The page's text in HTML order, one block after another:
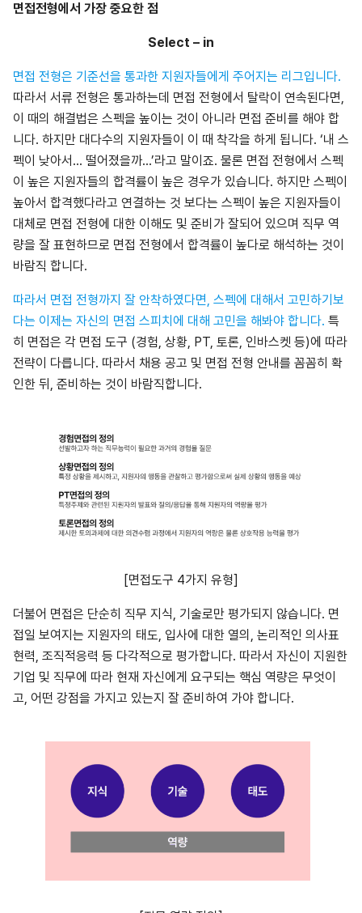
면접전형에서 가장 중요한 점
Select – in
면접 전형은 기준선을 통과한 지원자들에게 주어지는 리그입니다.
따라서 서류 전형은 통과하는데 면접 전형에서 탈락이 연속된다면,
이 때의 해결법은 스펙을 높이는 것이 아니라 면접 준비를 해야 합
니다. 하지만 대다수의 지원자들이 이 때 착각을 하게 됩니다. ‘내 스
펙이 낮아서… 떨어졌을까…’라고 말이죠. 물론 면접 전형에서 스펙
이 높은 지원자들의 합격률이 높은 경우가 있습니다. 하지만 스펙이
높아서 합격했다라고 연결하는 것 보다는 스펙이 높은 지원자들이
대체로 면접 전형에 대한 이해도 및 준비가 잘되어 있으며 직무 역
량을 잘 표현하므로 면접 전형에서 합격률이 높다로 해석하는 것이
바람직 합니다.
따라서 면접 전형까지 잘 안착하였다면, 스펙에 대해서 고민하기보
다는 이제는 자신의 면접 스피치에 대해 고민을 해봐야 합니다. 특
히 면접은 각 면접 도구 (경험, 상황, PT, 토론, 인바스켓 등)에 따라
전략이 다릅니다. 따라서 채용 공고 및 면접 전형 안내를 꼼꼼히 확
인한 뒤, 준비하는 것이 바람직합니다.
[면접도구 4가지 유형]
더불어 면접은 단순히 직무 지식, 기술로만 평가되지 않습니다. 면
접일 보여지는 지원자의 태도, 입사에 대한 열의, 논리적인 의사표
현력, 조직적응력 등 다각적으로 평가합니다. 따라서 자신이 지원한
기업 및 직무에 따라 현재 자신에게 요구되는 핵심 역량은 무엇이
고, 어떤 강점을 가지고 있는지 잘 준비하여 가야 합니다.